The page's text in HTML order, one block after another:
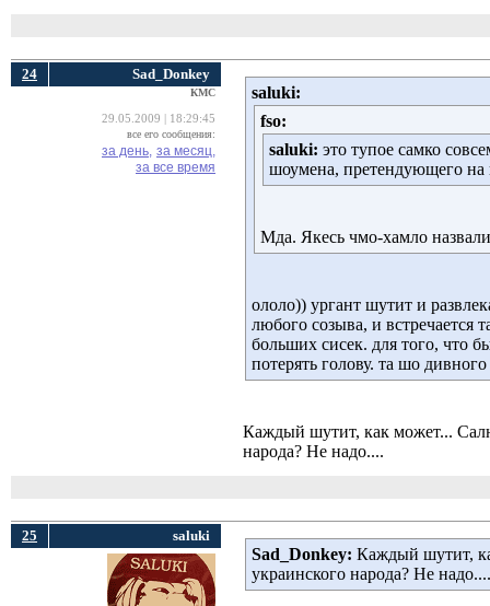
24 Sad_Donkey
КМС
29.05.2009 | 18:29:45
все его сообщения:
за день, за месяц,
за все время
saluki:
fso:
saluki: это тупое самко
шоумена, претендующего на
Мда. Якесь чмо-хамло
ололо)) ургант шутит и
любого созыва, и встречается
больших сисек. для того, что
потерять голову. та шо
Каждый шутит, как может...
народа? Не надо....
25 saluki
Sad_Donkey: Каждый шутит,
украинского народа? Не надо....